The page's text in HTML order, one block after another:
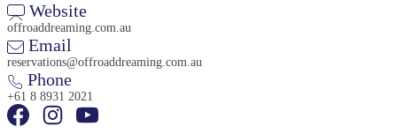
Website
offroaddreaming.com.au
Email
reservations@offroaddreaming.com.au
Phone
+61 8 8931 2021